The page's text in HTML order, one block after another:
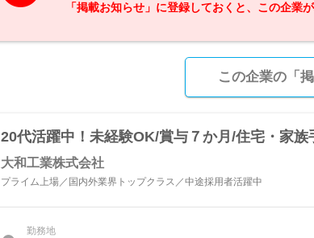
「掲載お知らせ」に登録しておくと、この企業
この企業の「
20代活躍中！未経験OK/賞与７か月/住宅・家族
大和工業株式会社
プライム上場／国内外業界トップクラス／中途採用者活躍中
勤務地